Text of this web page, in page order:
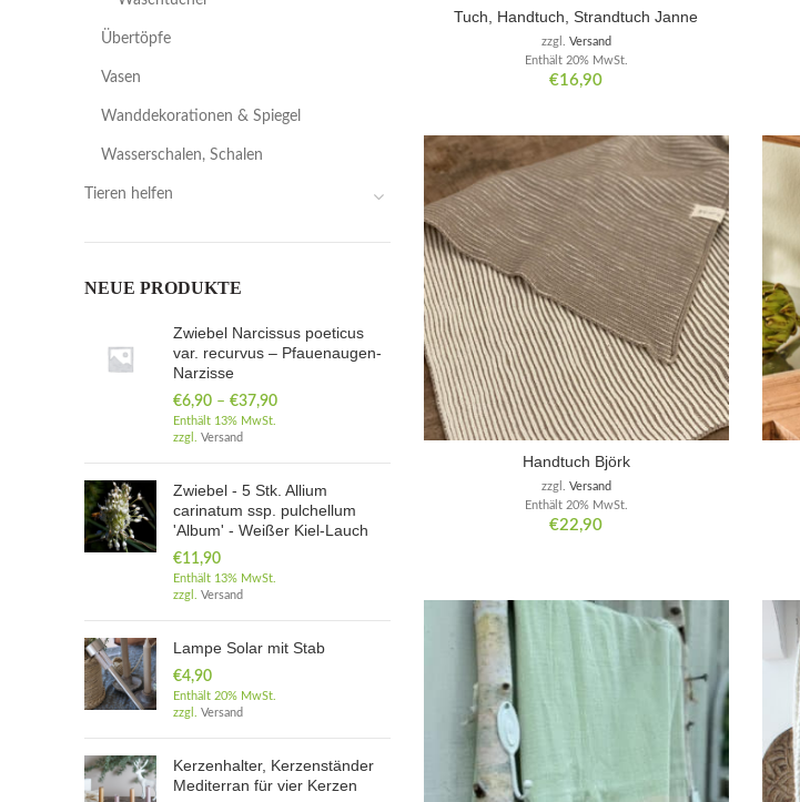
Tuch, Handtuch, Strandtuch Janne
€16,90
Enthält 20% MwSt.
zzgl. Versand
Handtuch Björk
€22,90
Enthält 20% MwSt.
zzgl. Versand
Übertöpfe
Vasen
Wanddekorationen & Spiegel
Wasserschalen, Schalen
Tieren helfen
NEUE PRODUKTE
Zwiebel Narcissus poeticus
var. recurvus – Pfauenaugen-
Narzisse
€6,90 – €37,90
Enthält 13% MwSt.
zzgl. Versand
Zwiebel - 5 Stk. Allium
carinatum ssp. pulchellum
'Album' - Weißer Kiel-Lauch
€11,90
Enthält 13% MwSt.
zzgl. Versand
Lampe Solar mit Stab
€4,90
Enthält 20% MwSt.
zzgl. Versand
Kerzenhalter, Kerzenständer
Mediterran für vier Kerzen